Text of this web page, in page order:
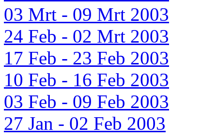
03 Mrt - 09 Mrt 2003
24 Feb - 02 Mrt 2003
17 Feb - 23 Feb 2003
10 Feb - 16 Feb 2003
03 Feb - 09 Feb 2003
27 Jan - 02 Feb 2003